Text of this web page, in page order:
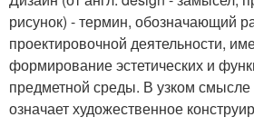
рисунок) - термин, обозначающий
проектировочной деятельности,
формирование эстетических и
предметной среды. В узком смысле
означает художественное